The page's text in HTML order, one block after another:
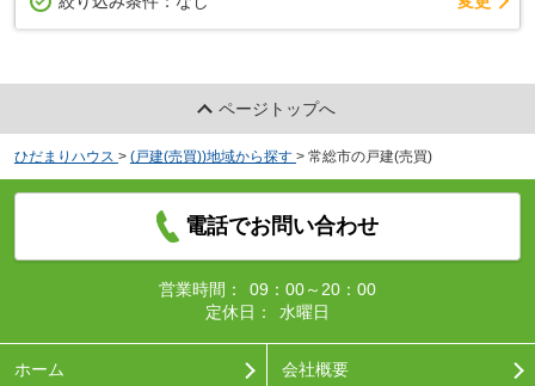
ページトップへ
ひだまりハウス > (戸建(売買))地域から探す > 常総市の戸建(売買)
電話でお問い合わせ
営業時間：
09：00～20：00
定休日：
水曜日
ホーム 会社概要